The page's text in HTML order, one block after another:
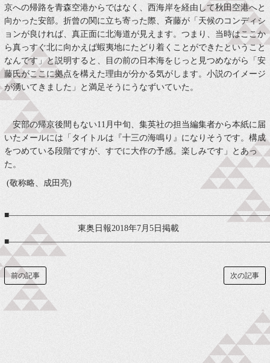
京への帰路を青森空港からではなく、西海岸を経由して秋田空港へと
向かった安部。折曾の関に立ち寄った際、斉藤が「天候のコンディシ
ョンが良ければ、真正面に北海道が見えます。つまり、当時はここか
ら真っすぐ北に向かえば蝦夷地にたどり着くことができたということ
なんです」と説明すると、目の前の日本海をじっと見つめながら「安
藤氏がここに拠点を構えた理由が分かる気がします。小説のイメージ
が湧いてきました」と満足そうにうなずいていた。
安部の帰京後間もない11月中旬、集英社の担当編集者から本紙に届
いたメールには「タイトルは『十三の海鳴り』になりそうです。構成
をつめている段階ですが、すでに大作の予感。楽しみです」とあっ
た。
(敬称略、成田亮)
東奥日報2018年7月5日掲載
次の記事
前の記事